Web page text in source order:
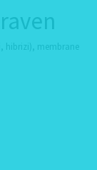
hibrizi), membrane